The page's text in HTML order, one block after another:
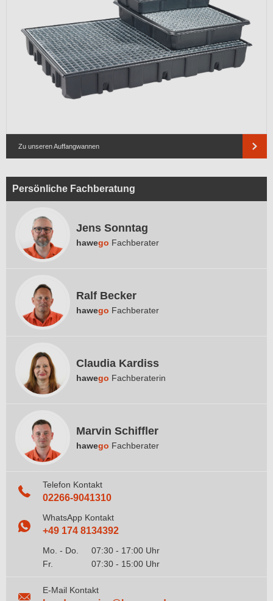
Persönliche Fachberatung
Jens Sonntag
hawego Fachberater
Ralf Becker
hawego Fachberater
Claudia Kardiss
hawego Fachberaterin
Marvin Schiffler
hawego Fachberater
Telefon Kontakt
02266-9041310
WhatsApp Kontakt
+49 174 8134392
Mo. - Do.
07:30 - 17:00 Uhr
Fr.
07:30 - 15:00 Uhr
E-Mail Kontakt
Zu unseren Auffangwannen